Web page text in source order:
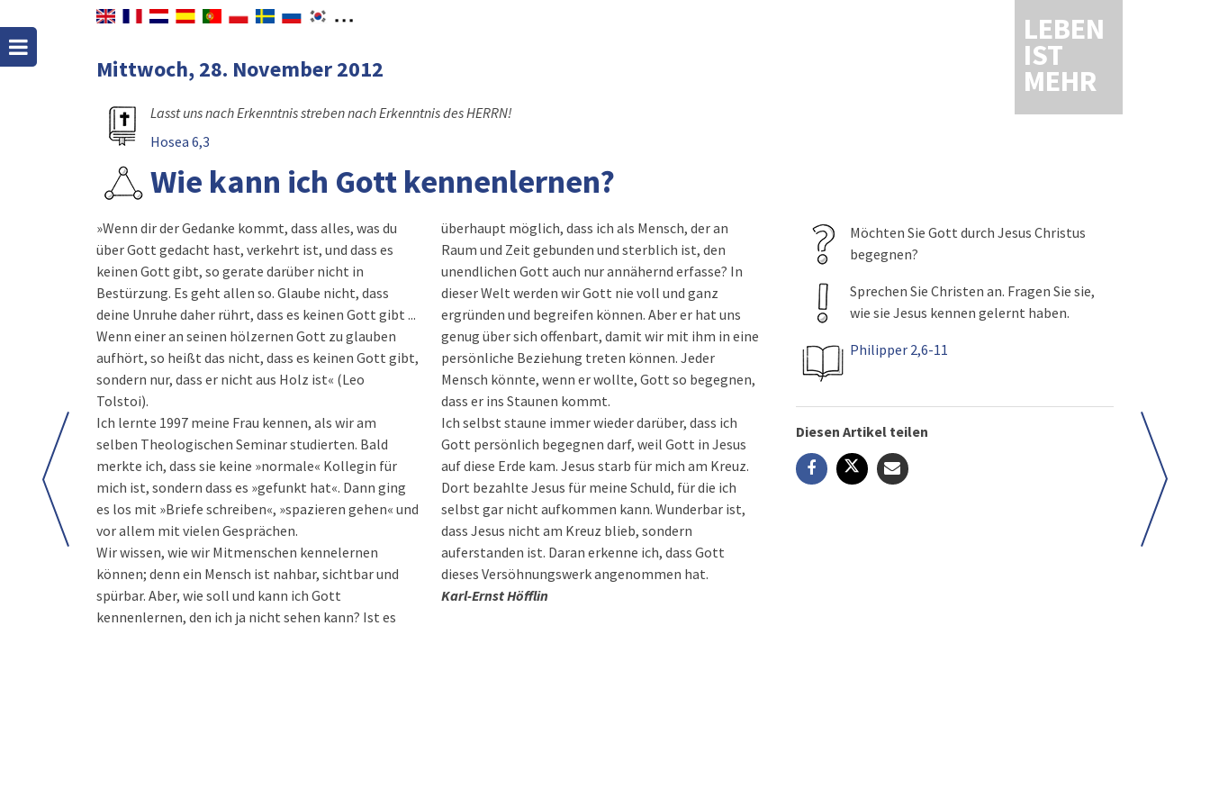
LEBEN
IST
MEHR
Mittwoch, 28. November 2012
Lasst uns nach Erkenntnis streben nach Erkenntnis des HERRN!
Hosea 6,3
Wie kann ich Gott kennenlernen?
»Wenn dir der Gedanke kommt, dass alles, was du
über Gott gedacht hast, verkehrt ist, und dass es
keinen Gott gibt, so gerate darüber nicht in
Bestürzung. Es geht allen so. Glaube nicht, dass
deine Unruhe daher rührt, dass es keinen Gott gibt ...
Wenn einer an seinen hölzernen Gott zu glauben
aufhört, so heißt das nicht, dass es keinen Gott gibt,
sondern nur, dass er nicht aus Holz ist« (Leo
Tolstoi).
Ich lernte 1997 meine Frau kennen, als wir am
selben Theologischen Seminar studierten. Bald
merkte ich, dass sie keine »normale« Kollegin für
mich ist, sondern dass es »gefunkt hat«. Dann ging
es los mit »Briefe schreiben«, »spazieren gehen« und
vor allem mit vielen Gesprächen.
Wir wissen, wie wir Mitmenschen kennelernen
können; denn ein Mensch ist nahbar, sichtbar und
spürbar. Aber, wie soll und kann ich Gott
kennenlernen, den ich ja nicht sehen kann? Ist es
überhaupt möglich, dass ich als Mensch, der an
Raum und Zeit gebunden und sterblich ist, den
unendlichen Gott auch nur annähernd erfasse? In
dieser Welt werden wir Gott nie voll und ganz
ergründen und begreifen können. Aber er hat uns
genug über sich offenbart, damit wir mit ihm in eine
persönliche Beziehung treten können. Jeder
Mensch könnte, wenn er wollte, Gott so begegnen,
dass er ins Staunen kommt.
Ich selbst staune immer wieder darüber, dass ich
Gott persönlich begegnen darf, weil Gott in Jesus
auf diese Erde kam. Jesus starb für mich am Kreuz.
Dort bezahlte Jesus für meine Schuld, für die ich
selbst gar nicht aufkommen kann. Wunderbar ist,
dass Jesus nicht am Kreuz blieb, sondern
auferstanden ist. Daran erkenne ich, dass Gott
dieses Versöhnungswerk angenommen hat.
Karl-Ernst Höfflin
Möchten Sie Gott durch Jesus Christus
begegnen?
Sprechen Sie Christen an. Fragen Sie sie,
wie sie Jesus kennen gelernt haben.
Philipper 2,6-11
Diesen Artikel teilen